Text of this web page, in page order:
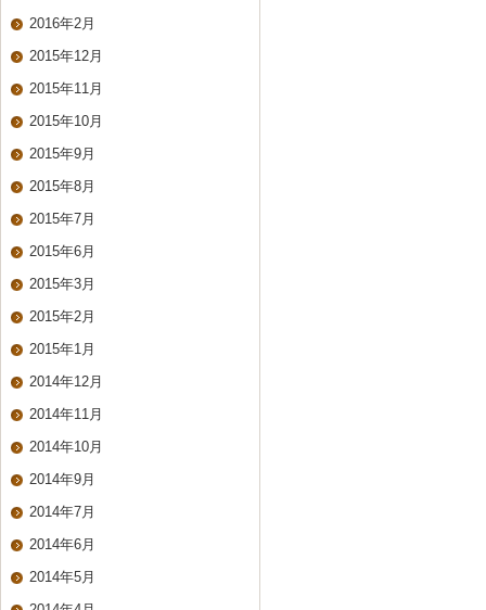
2016年2月
2015年12月
2015年11月
2015年10月
2015年9月
2015年8月
2015年7月
2015年6月
2015年3月
2015年2月
2015年1月
2014年12月
2014年11月
2014年10月
2014年9月
2014年7月
2014年6月
2014年5月